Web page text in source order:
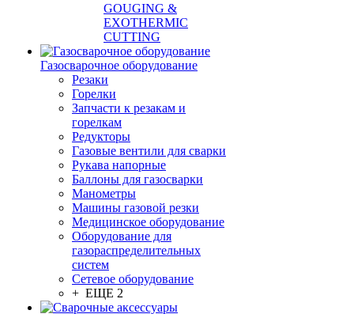
GOUGING &
EXOTHERMIC
CUTTING
Газосварочное оборудование
Резаки
Горелки
Запчасти к резакам и
горелкам
Редукторы
Газовые вентили для сварки
Рукава напорные
Баллоны для газосварки
Манометры
Машины газовой резки
Медицинское оборудование
Оборудование для
газораспределительных
систем
Сетевое оборудование
+ ЕЩЕ 2